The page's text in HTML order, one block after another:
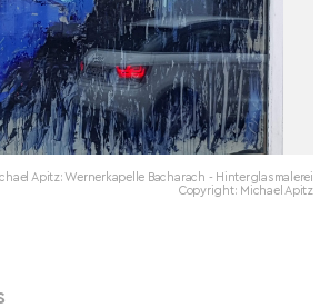
Apitz: Wernerkapelle Bacharach - Hinterglasmalerei
Copyright: Michael Apitz